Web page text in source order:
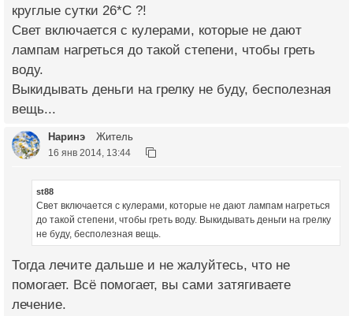
круглые сутки 26*С ?!
Свет включается с кулерами, которые не дают
лампам нагреться до такой степени, чтобы греть
воду.
Выкидывать деньги на грелку не буду, бесполезная
вещь...
Наринэ Житель
16 янв 2014, 13:44
st88
Свет включается с кулерами, которые не дают лампам нагреться
до такой степени, чтобы греть воду. Выкидывать деньги на грелку
не буду, бесполезная вещь.
Тогда лечите дальше и не жалуйтесь, что не
помогает. Всё помогает, вы сами затягиваете
лечение.